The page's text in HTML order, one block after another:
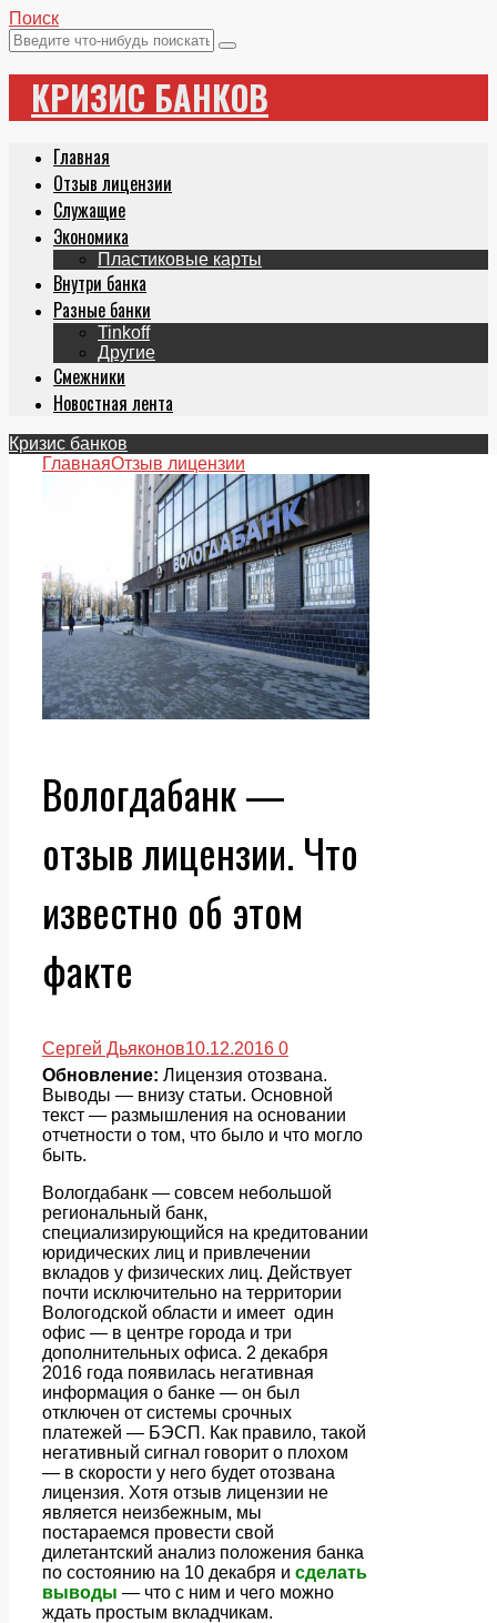
Поиск
КРИЗИС БАНКОВ
Главная
Отзыв лицензии
Служащие
Экономика
Пластиковые карты
Внутри банка
Разные банки
Tinkoff
Другие
Смежники
Новостная лента
Кризис банков
ГлавнаяОтзыв лицензии
Вологдабанк —
отзыв лицензии. Что
известно об этом
факте
Сергей Дьяконов10.12.2016 0
Обновление: Лицензия отозвана.
Выводы — внизу статьи. Основной
текст — размышления на основании
отчетности о том, что было и что могло
быть.
Вологдабанк — совсем небольшой
региональный банк,
специализирующийся на кредитовании
юридических лиц и привлечении
вкладов у физических лиц. Действует
почти исключительно на территории
Вологодской области и имеет один
офис — в центре города и три
дополнительных офиса. 2 декабря
2016 года появилась негативная
информация о банке — он был
отключен от системы срочных
платежей — БЭСП. Как правило, такой
негативный сигнал говорит о плохом
— в скорости у него будет отозвана
лицензия. Хотя отзыв лицензии не
является неизбежным, мы
постараемся провести свой
дилетантский анализ положения банка
по состоянию на 10 декабря и сделать
выводы — что с ним и чего можно
ждать простым вкладчикам.